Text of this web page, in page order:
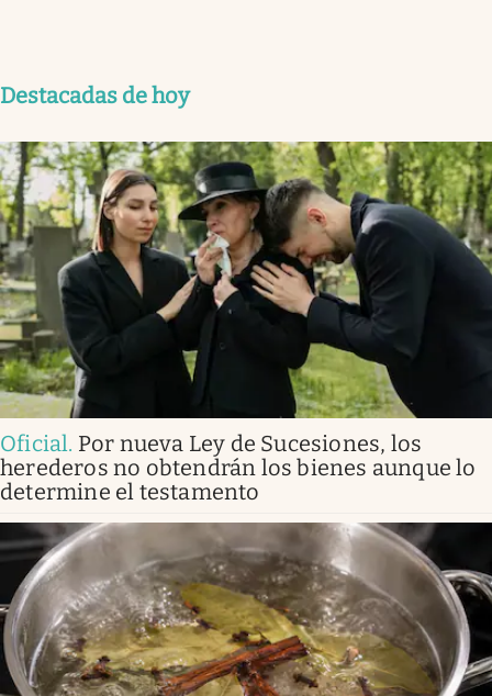
Destacadas de hoy
Oficial. Por nueva Ley de Sucesiones, los
herederos no obtendrán los bienes aunque lo
determine el testamento